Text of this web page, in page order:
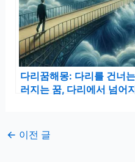
다리꿈해몽: 다리를 건너
러지는 꿈, 다리에서 넘어
← 이전 글